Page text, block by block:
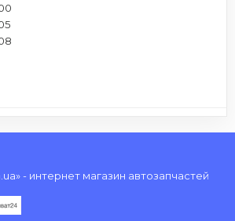
- интернет магазин автозапчастей